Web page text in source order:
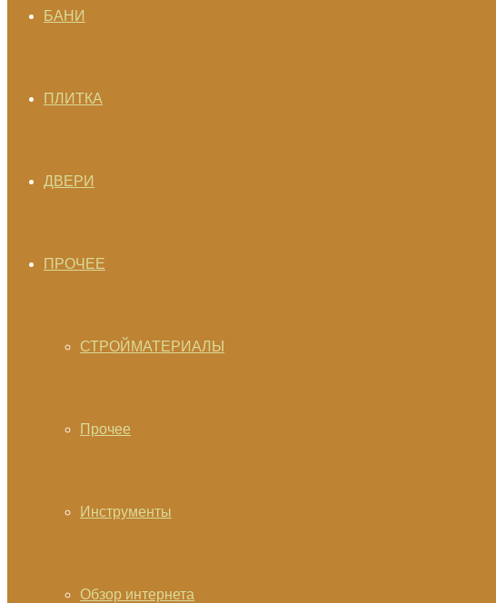
БАНИ
ПЛИТКА
ДВЕРИ
ПРОЧЕЕ
СТРОЙМАТЕРИАЛЫ
Прочее
Инструменты
Обзор интернета